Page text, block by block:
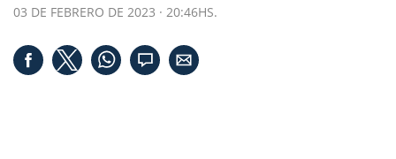
03 DE FEBRERO DE 2023 · 20:46HS.